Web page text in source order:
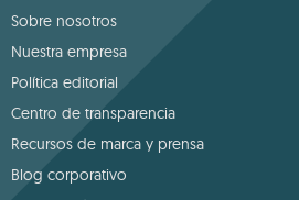
Sobre nosotros
Nuestra empresa
Política editorial
Centro de transparencia
Recursos de marca y prensa
Blog corporativo